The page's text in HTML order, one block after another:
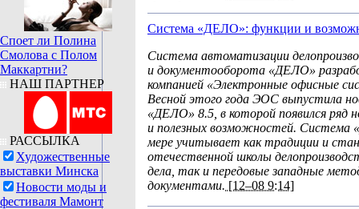
Споет ли Полина
Смолова с Полом
Маккартни?
НАШ ПАРТНЕР
РАССЫЛКА
Художественные
выставки Минска
Новости моды и
фестиваля Мамонт
Система «ДЕЛО»: функции и
Система автоматизации
и документооборота «ДЕЛО»
компанией «Электронные офисные
Весной этого года ЭОС выпустила
«ДЕЛО» 8.5, в которой появился ряд
и полезных возможностей. Система
мере учитывает как традиции и
отечественной школы
дела, так и передовые западные
документами. [12–08 9:14]